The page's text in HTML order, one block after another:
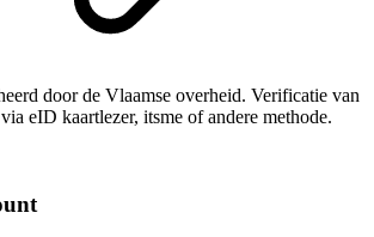
door de Vlaamse overheid. Verificatie van
eID kaartlezer, itsme of andere methode.